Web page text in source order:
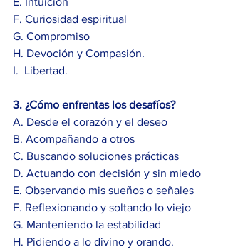
F. Curiosidad espiritual
G. Compromiso
H. Devoción y Compasión.
I.  Libertad.
3. ¿Cómo enfrentas los desafíos?
A. Desde el corazón y el deseo
B. Acompañando a otros
C. Buscando soluciones prácticas
D. Actuando con decisión y sin miedo
E. Observando mis sueños o señales
F. Reflexionando y soltando lo viejo
G. Manteniendo la estabilidad
H. Pidiendo a lo divino y orando.